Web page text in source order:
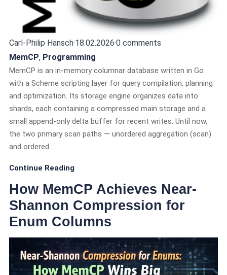
Carl-Philip Hänsch·18.02.2026·0 comments
MemCP, Programming
MemCP is an in-memory columnar database written in Go
with a Scheme scripting layer for query compilation, planning
and optimization. Its storage engine organizes data into
shards, each containing a compressed main storage and a
small append-only delta buffer for recent writes. Until now,
the two primary scan paths — unordered aggregation (scan)
and ordered…
Continue Reading
How MemCP Achieves Near-
Shannon Compression for
Enum Columns